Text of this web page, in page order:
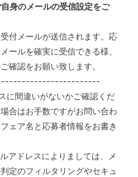
身のメールの受信設定をご
付メールが送信されます。応
ールを確実に受信できる様、
確認をお願い致します。
に間違いがないかご確認くだ
合はお手数ですがお問い合わ
ェア名と応募者情報をお書き
アドレスによりましては、メ
定のフィルタリングやセキュ